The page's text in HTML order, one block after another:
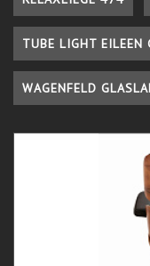
TUBE LIGHT EILEEN
WAGENFELD